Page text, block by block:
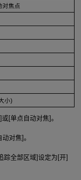
对焦点
小)
[单点自动对焦]。
对焦]。
踪全部区域]设定为[开]